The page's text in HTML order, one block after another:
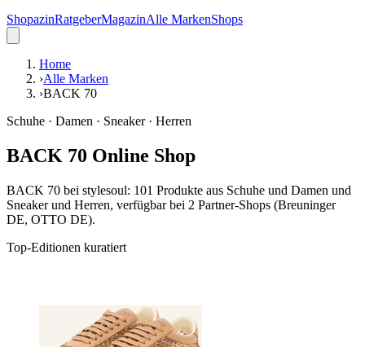
ShopazinRatgeberMagazinAlle MarkenShops
Home
›Alle Marken
›BACK 70
Schuhe · Damen · Sneaker · Herren
BACK 70 Online Shop
BACK 70 bei stylesoul: 101 Produkte aus Schuhe und Damen und
Sneaker und Herren, verfügbar bei 2 Partner-Shops (Breuninger
DE, OTTO DE).
Top-Editionen kuratiert